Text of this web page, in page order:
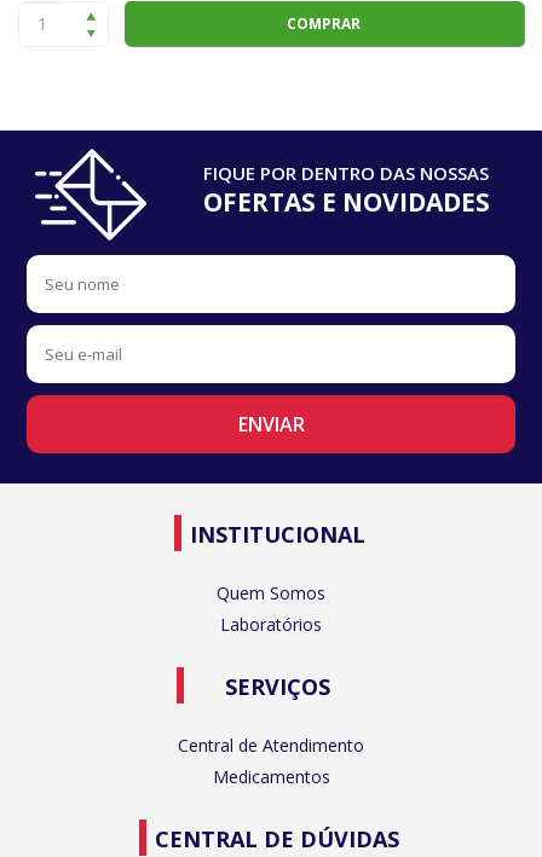
COMPRAR
FIQUE POR DENTRO DAS NOSSAS
OFERTAS E NOVIDADES
INSTITUCIONAL
Quem Somos
Laboratórios
SERVIÇOS
Central de Atendimento
Medicamentos
CENTRAL DE DÚVIDAS